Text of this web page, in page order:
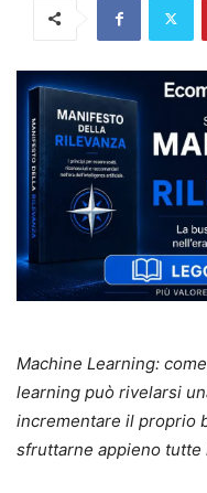
Machine Learning:
learning può rivelarsi
incrementare il proprio
sfruttarne appieno tutte